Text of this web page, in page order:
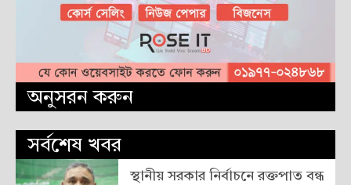
অনুসরন করুন
সর্বশেষ খবর
স্থানীয় সরকার নির্বাচনে রক্তপাত বন্ধ